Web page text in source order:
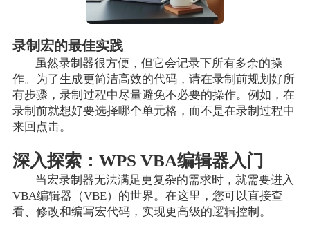
录制宏的最佳实践
虽然录制器很方便，但它会记录下所有多余的操
作。为了生成更简洁高效的代码，请在录制前规划好所
有步骤，录制过程中尽量避免不必要的操作。例如，在
录制前就想好要选择哪个单元格，而不是在录制过程中
来回点击。
深入探索：WPS VBA编辑器入门
当宏录制器无法满足更复杂的需求时，就需要进入
VBA编辑器（VBE）的世界。在这里，您可以直接查
看、修改和编写宏代码，实现更高级的逻辑控制。